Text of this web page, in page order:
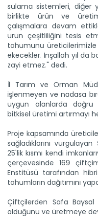
sulama sistemleri, diğer
birlikte ürün ve
çalışmalara devam
ürün çeşitliliğini tesis
tohumunu
ekecekler. İnşallah yıl da
zayi etmez." dedi.
İl Tarım ve Orman
işlenmeyen ve nadasa
uygun alanlarda doğru
bitkisel üretimi artırmayı
Proje kapsamında
sağladıklarını
25'lik kısmı kendi
çerçevesinde 169
Enstitüsü tarafından
tohumların dağıtımını
Çiftçilerden Safa
olduğunu ve üretmeye
Devamını Oku ->
Taşköprü sarımsağı...
Taşköprü Belediyesince bu
Devamını Oku ->